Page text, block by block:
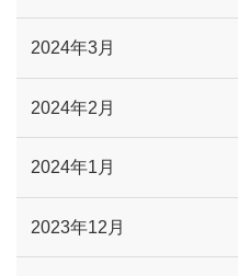
2024年3月
2024年2月
2024年1月
2023年12月